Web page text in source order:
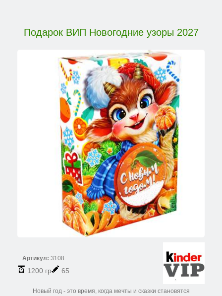
Подарок ВИП Новогодние узоры 2027
Артикул: 3108
1200 гр 65
Новый год - это время, когда мечты и сказки становятся